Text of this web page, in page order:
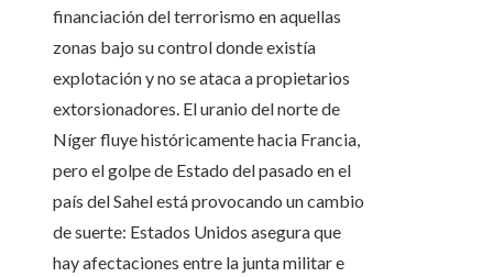
financiación del terrorismo en aquellas
zonas bajo su control donde existía
explotación y no se ataca a propietarios
extorsionadores. El uranio del norte de
Níger fluye históricamente hacia Francia,
pero el golpe de Estado del pasado en el
país del Sahel está provocando un cambio
de suerte: Estados Unidos asegura que
hay afectaciones entre la junta militar e